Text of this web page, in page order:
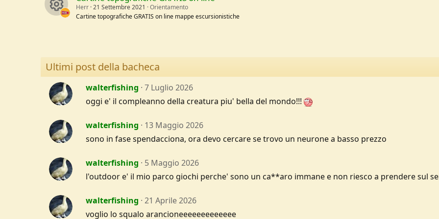
e
o
n
o
c
e
i
c
n
e
u
r
c
e
c
n
s
o
u
r
e
c
Herr 21 Settembre 2021
Orientamento
Cartine topografiche GRATIS on line mappe escursionistiche
Ultimi post della bacheca
walterfishing 7 Luglio 2026
oggi e' il compleanno della creatura piu' bella del mondo!!!
walterfishing
13 Maggio 2026
sono in fase spendacciona, ora devo cercare se trovo un neurone a basso prezzo
walterfishing
5 Maggio 2026
l'outdoor e' il mio parco giochi perche' sono un ca**aro immane e non riesco a prendere sul
walterfishing 21 Aprile 2026
voglio lo squalo arancioneeeeeeeeeeeee